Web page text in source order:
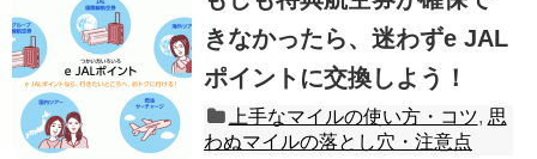
きなかったら、迷わずe JAL
ポイントに交換しよう！
上手なマイルの使い方・コツ, 思
わぬマイルの落とし穴・注意点